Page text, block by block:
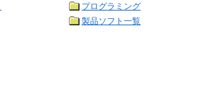
プログラミング
製品ソフト一覧